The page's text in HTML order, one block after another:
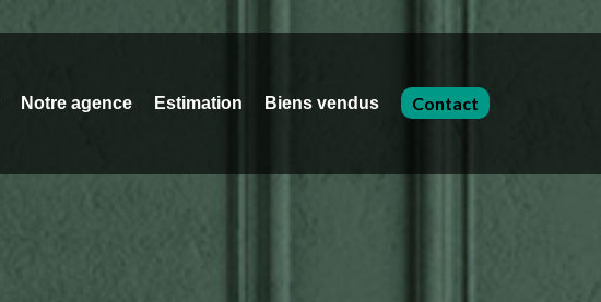
Notre agence Estimation Biens vendus Contact